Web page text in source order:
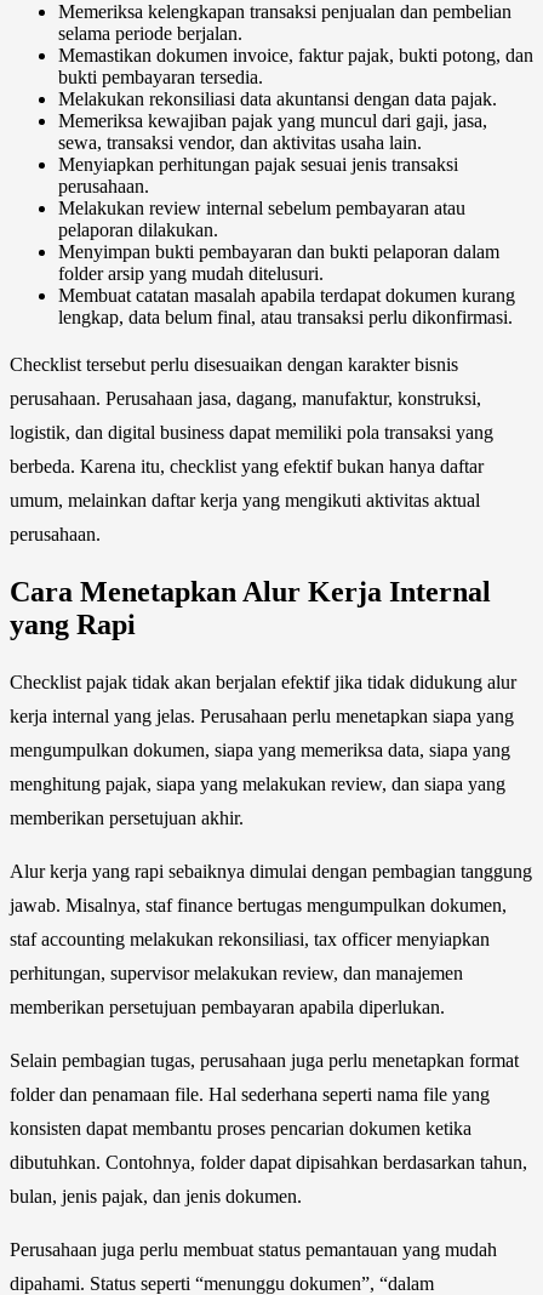
Memeriksa kelengkapan transaksi penjualan dan pembelian
selama periode berjalan.
Memastikan dokumen invoice, faktur pajak, bukti potong, dan
bukti pembayaran tersedia.
Melakukan rekonsiliasi data akuntansi dengan data pajak.
Memeriksa kewajiban pajak yang muncul dari gaji, jasa,
sewa, transaksi vendor, dan aktivitas usaha lain.
Menyiapkan perhitungan pajak sesuai jenis transaksi
perusahaan.
Melakukan review internal sebelum pembayaran atau
pelaporan dilakukan.
Menyimpan bukti pembayaran dan bukti pelaporan dalam
folder arsip yang mudah ditelusuri.
Membuat catatan masalah apabila terdapat dokumen kurang
lengkap, data belum final, atau transaksi perlu dikonfirmasi.
Checklist tersebut perlu disesuaikan dengan karakter bisnis
perusahaan. Perusahaan jasa, dagang, manufaktur, konstruksi,
logistik, dan digital business dapat memiliki pola transaksi yang
berbeda. Karena itu, checklist yang efektif bukan hanya daftar
umum, melainkan daftar kerja yang mengikuti aktivitas aktual
perusahaan.
Cara Menetapkan Alur Kerja Internal
yang Rapi
Checklist pajak tidak akan berjalan efektif jika tidak didukung alur
kerja internal yang jelas. Perusahaan perlu menetapkan siapa yang
mengumpulkan dokumen, siapa yang memeriksa data, siapa yang
menghitung pajak, siapa yang melakukan review, dan siapa yang
memberikan persetujuan akhir.
Alur kerja yang rapi sebaiknya dimulai dengan pembagian tanggung
jawab. Misalnya, staf finance bertugas mengumpulkan dokumen,
staf accounting melakukan rekonsiliasi, tax officer menyiapkan
perhitungan, supervisor melakukan review, dan manajemen
memberikan persetujuan pembayaran apabila diperlukan.
Selain pembagian tugas, perusahaan juga perlu menetapkan format
folder dan penamaan file. Hal sederhana seperti nama file yang
konsisten dapat membantu proses pencarian dokumen ketika
dibutuhkan. Contohnya, folder dapat dipisahkan berdasarkan tahun,
bulan, jenis pajak, dan jenis dokumen.
Perusahaan juga perlu membuat status pemantauan yang mudah
dipahami. Status seperti “menunggu dokumen”, “dalam